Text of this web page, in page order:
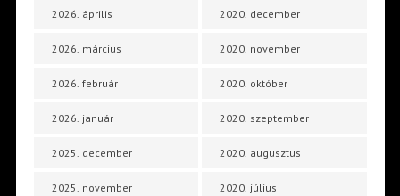
2026. április
2026. március
2026. február
2026. január
2025. december
2025. november
2020. december
2020. november
2020. október
2020. szeptember
2020. augusztus
2020. július